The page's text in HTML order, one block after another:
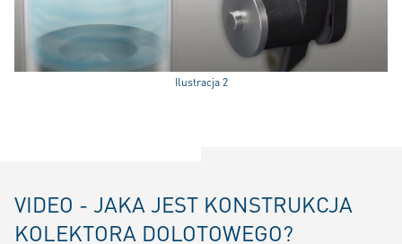
Ilustracja 2
VIDEO - JAKA JEST KONSTRUKCJA
KOLEKTORA DOLOTOWEGO?